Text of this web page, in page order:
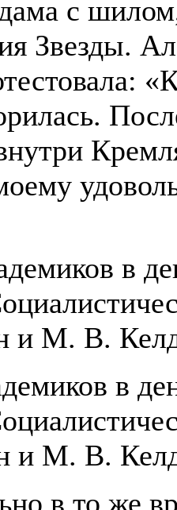
с
Звезды.
в
и М. В.
в то же